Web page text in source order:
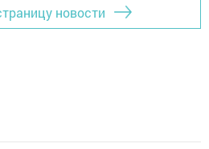
новости